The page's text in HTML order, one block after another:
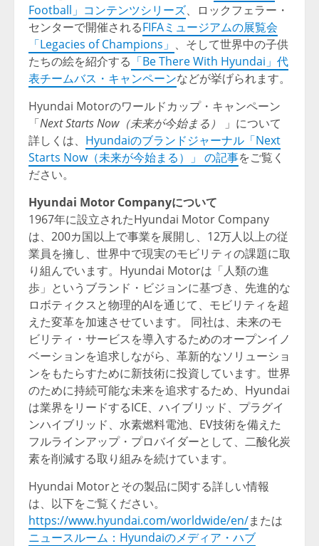
Football」コンテンツシリーズ、ロックフェラー・
センターで開催されるFIFAミュージアムの展覧会
「Legacies of Champions」 、そして世界中の子供
たちの絵を紹介する 「Be There With Hyundai」代
表チームバス・キャンペーンなどが挙げられます。
Hyundai Motorのワールドカップ・キャンペーン
「Next Starts Now（未来が今始まる）
」について
詳しくは、 Hyundaiのブランドジャーナル「Next
Starts Now（未来が今始まる）」 の記事をご覧く
ださい。
Hyundai Motor Companyについて
1967年に設立されたHyundai Motor Company
は、200カ国以上で事業を展開し、12万人以上の従
業員を擁し、世界中で現実のモビリティの課題に取
り組んでいます。Hyundai Motorは「人類の進
歩」というブランド・ビジョンに基づき、先進的な
ロボティクスと物理的AIを通じて、モビリティを超
えた変革を加速させています。 同社は、未来のモ
ビリティ・サービスを導入するためのオープンイノ
ベーションを追求しながら、革新的なソリューショ
ンをもたらすために新技術に投資しています。世界
のために持続可能な未来を追求するため、Hyundai
は業界をリードするICE、ハイブリッド、プラグイ
ンハイブリッド、水素燃料電池、EV技術を備えた
フルラインアップ・プロバイダーとして、二酸化炭
素を削減する取り組みを続けています。
Hyundai Motorとその製品に関する詳しい情報
は、以下をご覧ください。
https://www.hyundai.com/worldwide/en/または
ニュースルーム：Hyundaiのメディア・ハブ